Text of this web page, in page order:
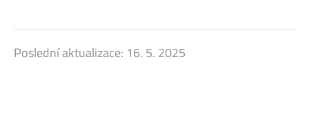
Poslední aktualizace: 16. 5. 2025